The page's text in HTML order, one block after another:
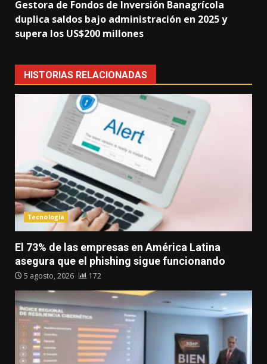
Gestora de Fondos de Inversión Banagrícola
duplica saldos bajo administración en 2025 y
supera los US$200 millones
HISTORIAS RELACIONADAS
Tecnología
El 73% de las empresas en América Latina
asegura que el phishing sigue funcionando
5 agosto, 2026 172